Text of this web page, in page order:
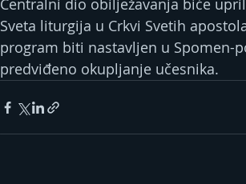
Centralni dio obilježavanja biće
Sveta liturgija u Crkvi Svetih
program biti nastavljen u Spomen-
predviđeno okupljanje učesnika.